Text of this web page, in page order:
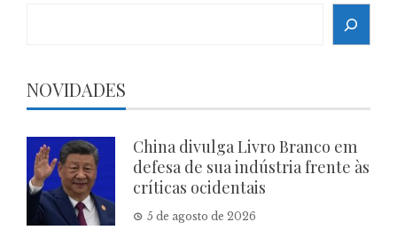
NOVIDADES
China divulga Livro Branco em
defesa de sua indústria frente às
críticas ocidentais
5 de agosto de 2026